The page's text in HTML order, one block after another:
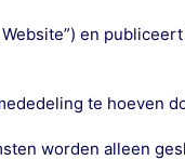
en
te hoeven
worden alleen